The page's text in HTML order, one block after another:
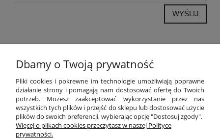
WYŚLIJ
POMOC
MOJE KONTO
PŁATNOŚCI I DOSTAWA
Dbamy o Twoją prywatność
Pliki cookies i pokrewne im technologie umożliwiają poprawne
działanie strony i pomagają nam dostosować ofertę do Twoich
potrzeb. Możesz zaakceptować wykorzystanie przez nas
wszystkich tych plików i przejść do sklepu lub dostosować użycie
plików do swoich preferencji, wybierając opcję "Dostosuj zgody".
Więcej o plikach cookies przeczytasz w naszej Polityce
prywatności.